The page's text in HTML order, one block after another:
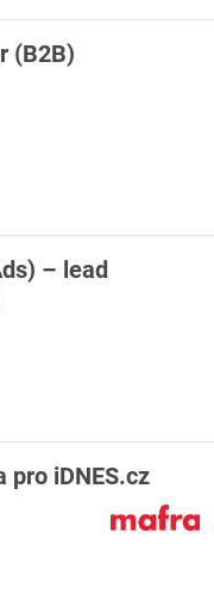
(B2B)
– lead
iDNES.cz